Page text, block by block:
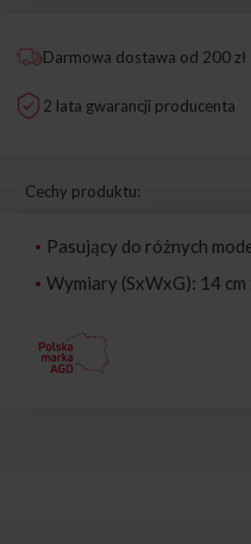
Darmowa dostawa od 200 zł
2 lata gwarancji producenta
Cechy produktu:
Pasujący do różnych
Wymiary (SxWxG): 14 cm